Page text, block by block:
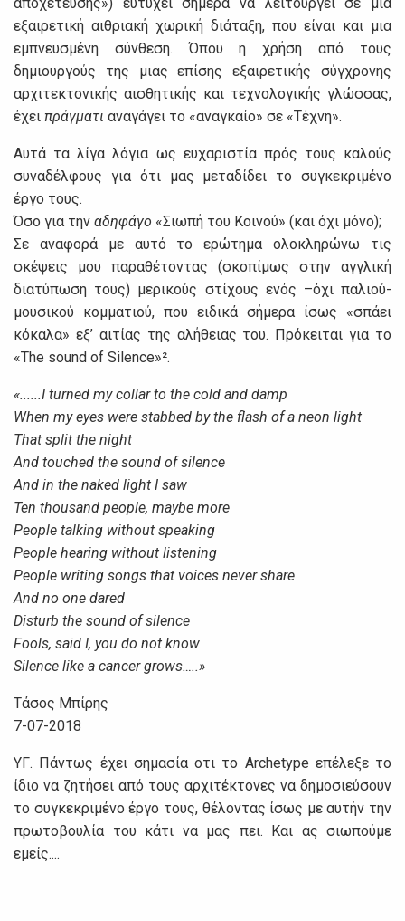
εξαιρετική αιθριακή χωρική διάταξη, που είναι και μια
εμπνευσμένη σύνθεση. Όπου η χρήση από τους
δημιουργούς της μιας επίσης εξαιρετικής σύγχρονης
αρχιτεκτονικής αισθητικής και τεχνολογικής γλώσσας,
έχει πράγματι αναγάγει το «αναγκαίο» σε «Τέχνη».
Αυτά τα λίγα λόγια ως ευχαριστία πρός τους καλούς
συναδέλφους για ότι μας μεταδίδει το συγκεκριμένο
έργο τους.
Όσο για την αδηφάγο «Σιωπή του Κοινού» (και όχι μόνο);
Σε αναφορά με αυτό το ερώτημα ολοκληρώνω τις
σκέψεις μου παραθέτοντας (σκοπίμως στην αγγλική
διατύπωση τους) μερικούς στίχους ενός –όχι παλιού-
μουσικού κομματιού, που ειδικά σήμερα ίσως «σπάει
κόκαλα» εξ’ αιτίας της αλήθειας του. Πρόκειται για το
«The sound of Silence»².
«......I turned my collar to the cold and damp
When my eyes were stabbed by the flash of a neon light
That split the night
And touched the sound of silence
And in the naked light I saw
Ten thousand people, maybe more
People talking without speaking
People hearing without listening
People writing songs that voices never share
And no one dared
Disturb the sound of silence
Fools, said I, you do not know
Silence like a cancer grows…..»
Τάσος Μπίρης
7-07-2018
ΥΓ. Πάντως έχει σημασία οτι το Archetype επέλεξε το
ίδιο να ζητήσει από τους αρχιτέκτονες να δημοσιεύσουν
το συγκεκριμένο έργο τους, θέλοντας ίσως με αυτήν την
πρωτοβουλία του κάτι να μας πει. Και ας σιωπούμε
εμείς....